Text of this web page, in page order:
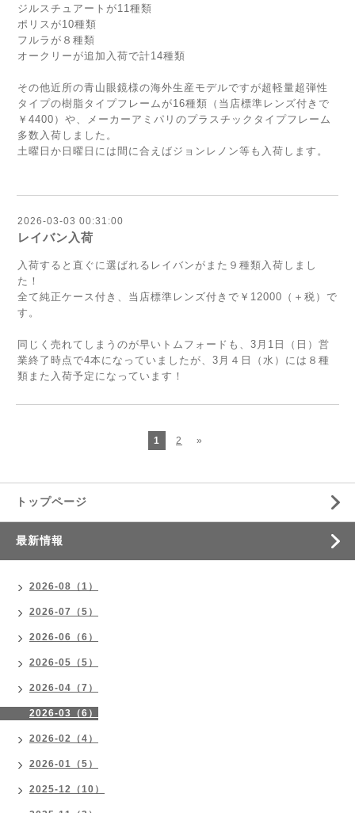
ジルスチュアートが11種類
ポリスが10種類
フルラが８種類
オークリーが追加入荷で計14種類
その他近所の青山眼鏡様の海外生産モデルですが超軽量超弾性
タイプの樹脂タイプフレームが16種類（当店標準レンズ付きで
￥4400）や、メーカーアミパリのプラスチックタイプフレーム
多数入荷しました。
土曜日か日曜日には間に合えばジョンレノン等も入荷します。
2026-03-03 00:31:00
レイバン入荷
入荷すると直ぐに選ばれるレイバンがまた９種類入荷しまし
た！
全て純正ケース付き、当店標準レンズ付きで￥12000（＋税）で
す。
同じく売れてしまうのが早いトムフォードも、3月1日（日）営
業終了時点で4本になっていましたが、3月４日（水）には８種
類また入荷予定になっています！
1 2 »
トップページ
最新情報
2026-08（1）
2026-07（5）
2026-06（6）
2026-05（5）
2026-04（7）
2026-03（6）
2026-02（4）
2026-01（5）
2025-12（10）